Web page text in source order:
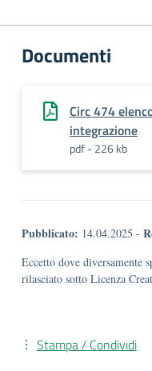
Documenti
Circ 474
integrazione
pdf - 226 kb
Pubblicato: 14.04.2025 -
Eccetto dove diversamente
rilasciato sotto Licenza
Stampa / Condividi